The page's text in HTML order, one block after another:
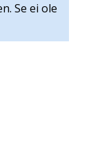
Se ei ole